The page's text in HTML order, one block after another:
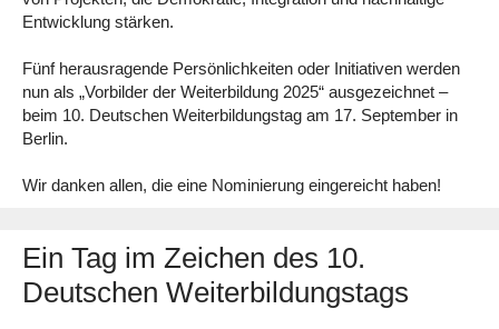
Entwicklung stärken.
Fünf herausragende Persönlichkeiten oder Initiativen werden
nun als „Vorbilder der Weiterbildung 2025“ ausgezeichnet –
beim 10. Deutschen Weiterbildungstag am 17. September in
Berlin.
Wir danken allen, die eine Nominierung eingereicht haben!
Ein Tag im Zeichen des 10.
Deutschen Weiterbildungstags